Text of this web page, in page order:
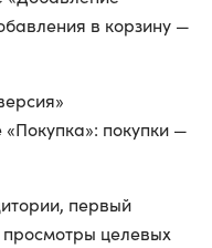
в корзину —
покупки —
первый
просмотры целевых